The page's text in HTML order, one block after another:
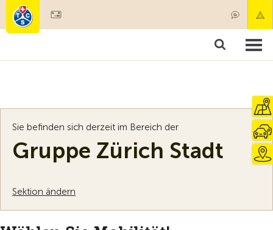
Mitgliedschaft & Leistungen
Sie befinden sich derzeit im Bereich der
Gruppe Zürich Stadt
Sektion ändern